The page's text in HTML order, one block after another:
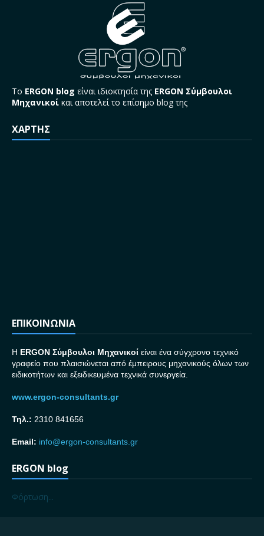
Το ERGON blog είναι ιδιοκτησία της ERGON Σύμβουλοι
Μηχανικοί και αποτελεί το επίσημο blog της
ΧΑΡΤΗΣ
ΕΠΙΚΟΙΝΩΝΙΑ
H ERGON Σύμβουλοι Μηχανικοί είναι ένα σύγχρονο τεχνικό
γραφείο που πλαισιώνεται από έμπειρους μηχανικούς όλων των
ειδικοτήτων και εξειδικευμένα τεχνικά συνεργεία.
www.ergon-consultants.gr
Τηλ.: 2310 841656
Email: info@ergon-consultants.gr
ERGON blog
Φόρτωση...